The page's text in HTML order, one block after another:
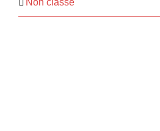
Non classé